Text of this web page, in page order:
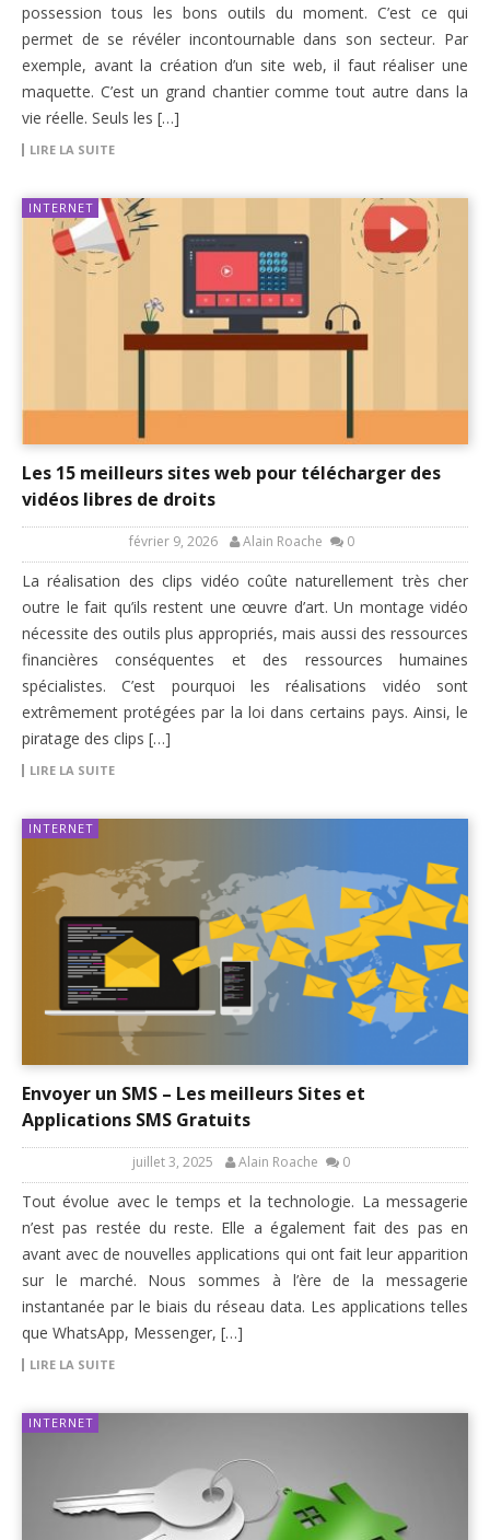
possession tous les bons outils du moment. C’est ce qui
permet de se révéler incontournable dans son secteur. Par
exemple, avant la création d’un site web, il faut réaliser une
maquette. C’est un grand chantier comme tout autre dans la
vie réelle. Seuls les […]
LIRE LA SUITE
INTERNET
Les 15 meilleurs sites web pour télécharger des
vidéos libres de droits
février 9, 2026 Alain Roache 0
La réalisation des clips vidéo coûte naturellement très cher
outre le fait qu’ils restent une œuvre d’art. Un montage vidéo
nécessite des outils plus appropriés, mais aussi des ressources
financières conséquentes et des ressources humaines
spécialistes. C’est pourquoi les réalisations vidéo sont
extrêmement protégées par la loi dans certains pays. Ainsi, le
piratage des clips […]
LIRE LA SUITE
INTERNET
Envoyer un SMS – Les meilleurs Sites et
Applications SMS Gratuits
juillet 3, 2025 Alain Roache 0
Tout évolue avec le temps et la technologie. La messagerie
n’est pas restée du reste. Elle a également fait des pas en
avant avec de nouvelles applications qui ont fait leur apparition
sur le marché. Nous sommes à l’ère de la messagerie
instantanée par le biais du réseau data. Les applications telles
que WhatsApp, Messenger, […]
LIRE LA SUITE
INTERNET